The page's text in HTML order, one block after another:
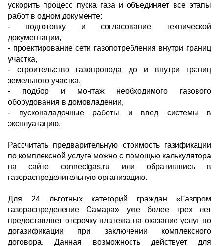
ускорить процесс пуска газа и объединяет все этапы
работ в одном документе:
- подготовку и согласование технической
документации,
- проектирование сети газопотребления внутри границ
участка,
- строительство газопровода до и внутри границ
земельного участка,
- подбор и монтаж необходимого газового
оборудования в домовладении,
- пусконаладочные работы и ввод системы в
эксплуатацию.
Рассчитать предварительную стоимость газификации
по комплексной услуге можно с помощью калькулятора
на сайте connectgas.ru или обратившись в
газораспределительную организацию.
Для 24 льготных категорий граждан «Газпром
газораспределение Самара» уже более трех лет
предоставляет отсрочку платежа на оказание услуг по
догазификации при заключении комплексного
договора. Данная возможность действует для